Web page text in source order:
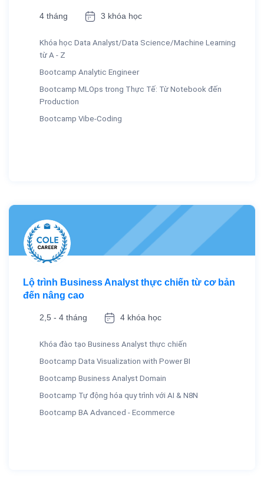
4 tháng 3 khóa học
Khóa học Data Analyst/Data Science/Machine Learning
từ A - Z
Bootcamp Analytic Engineer
Bootcamp MLOps trong Thực Tế: Từ Notebook đến
Production
Bootcamp Vibe-Coding
Lộ trình Business Analyst thực chiến từ cơ bản
đến nâng cao
2,5 - 4 tháng 4 khóa học
Khóa đào tạo Business Analyst thực chiến
Bootcamp Data Visualization with Power BI
Bootcamp Business Analyst Domain
Bootcamp Tự động hóa quy trình với AI & N8N
Bootcamp BA Advanced - Ecommerce